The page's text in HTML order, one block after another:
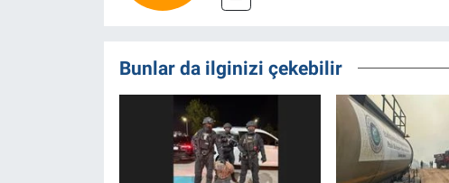
Bunlar da ilginizi çekebilir